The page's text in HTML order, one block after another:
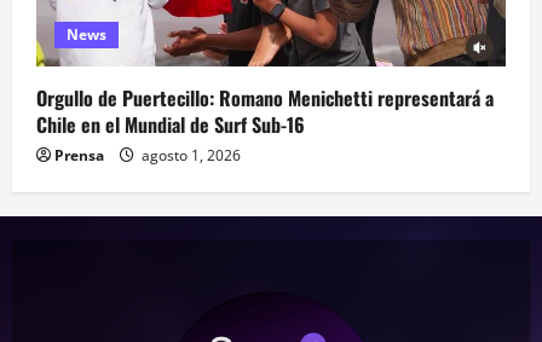
News
Orgullo de Puertecillo: Romano Menichetti representará a
Chile en el Mundial de Surf Sub-16
Prensa agosto 1, 2026